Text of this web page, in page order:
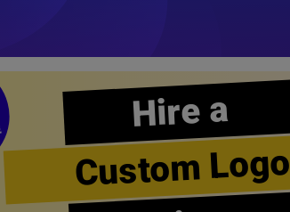
Hire a
Custom Logo